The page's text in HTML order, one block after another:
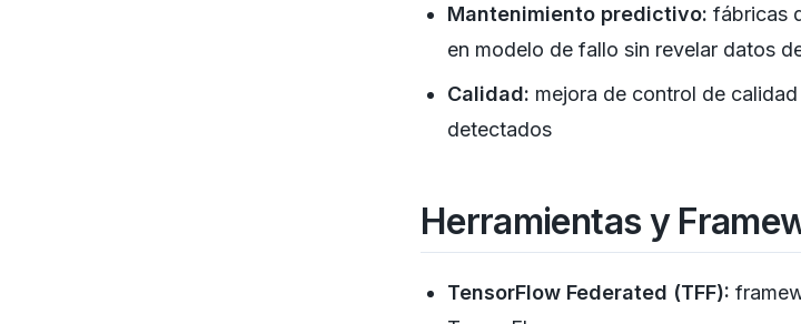
Mantenimiento predictivo: fábricas
en modelo de fallo sin revelar datos
Calidad: mejora de control de
detectados
Herramientas y
TensorFlow Federated (TFF):